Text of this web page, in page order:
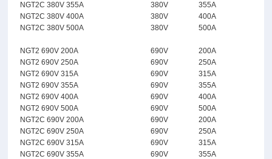
NGT2C 380V 355A
380V
355A
NGT2C 380V 400A
380V
400A
NGT2C 380V 500A
380V 500A
NGT2 690V 200A 690V
200A
NGT2 690V 250A
690V
250A
NGT2 690V 315A
690V
315A
NGT2 690V 355A
690V
355A
NGT2 690V 400A
690V
400A
NGT2 690V 500A
690V
500A
NGT2C 690V 200A
690V
200A
NGT2C 690V 250A
690V
250A
NGT2C 690V 315A
690V
315A
NGT2C 690V 355A
690V
355A